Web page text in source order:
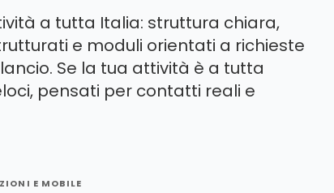
a tutta Italia: struttura chiara,
e moduli orientati a richieste
Se la tua attività è a tutta
pensati per contatti reali e
E MOBILE